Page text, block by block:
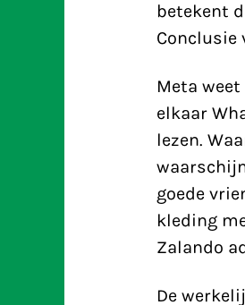
betekent
Conclusie
Meta
elkaar
lezen.
goede
kleding
Zalando
De